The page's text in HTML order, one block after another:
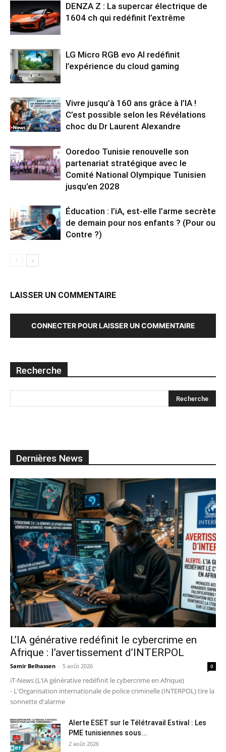
DENZA Z : La supercar électrique de
1604 ch qui redéfinit l’extrême
LG Micro RGB evo AI redéfinit
l’expérience du cloud gaming
Vivre jusqu’à 160 ans grâce à l’IA !
C’est possible selon les Révélations
choc du Dr Laurent Alexandre
Ooredoo Tunisie renouvelle son
partenariat stratégique avec le
Comité National Olympique Tunisien
jusqu’en 2028
Éducation : l’iA, est-elle l’arme secrète
de demain pour nos enfants ? (Pour ou
Contre ?)
LAISSER UN COMMENTAIRE
CONNECTER POUR LAISSER UN COMMENTAIRE
Recherche
Dernières News
L’IA générative redéfinit le cybercrime en
Afrique : l’avertissement d’INTERPOL
Samir Belhassen - 5 août 2026 0
iT-News (L’IA générative redéfinit le cybercrime en Afrique)
- L'Organisation internationale de police criminelle (INTERPOL) tire la
sonnette d'alarme
Alerte ESET sur le Télétravail Estival : Les
PME tunisiennes sous...
2 août 2026